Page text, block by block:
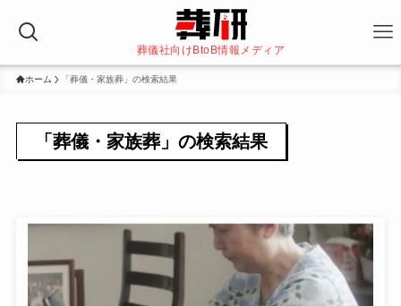
葬儀社向けBtoB情報メディア
ホーム 「葬儀・家族葬」の検索結果
「葬儀・家族葬」の検索結果